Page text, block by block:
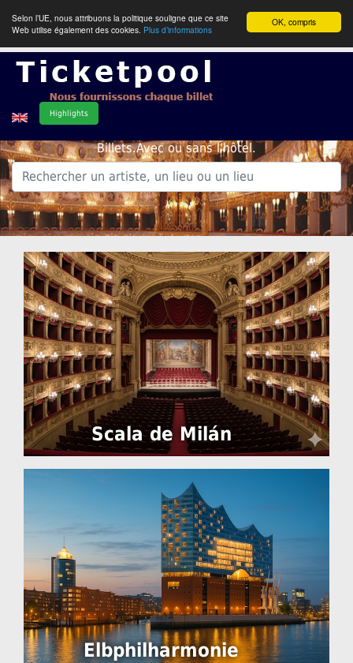
OK, compris
Selon l’UE, nous attribuons la politique souligne que ce site
Web utilise également des cookies. Plus d’informations
Highlights
Billets.Avec ou sans l'hôtel.
.
Scala de Milán
Elbphilharmonie